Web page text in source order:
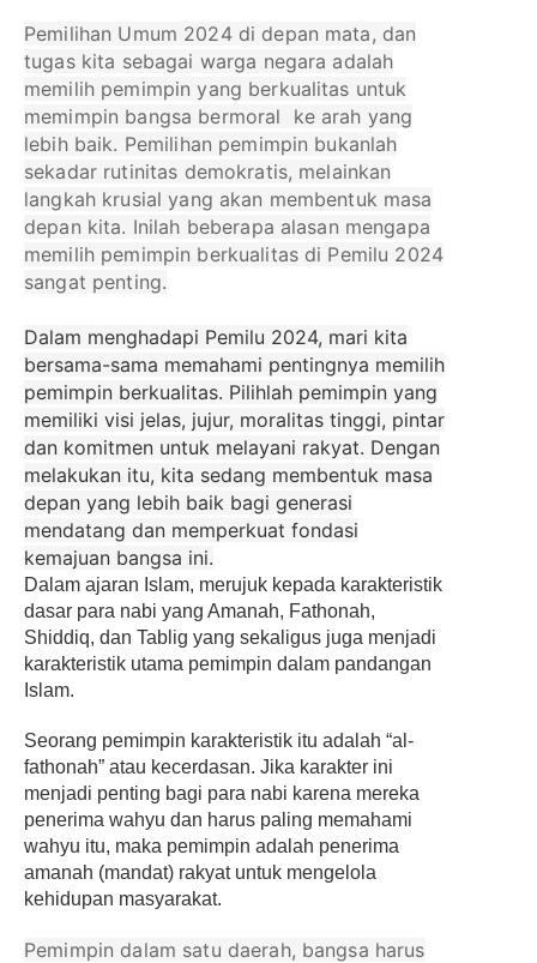
Pemilihan Umum 2024 di depan mata, dan
tugas kita sebagai warga negara adalah
memilih pemimpin yang berkualitas untuk
memimpin bangsa bermoral ke arah yang
lebih baik. Pemilihan pemimpin bukanlah
sekadar rutinitas demokratis, melainkan
langkah krusial yang akan membentuk masa
depan kita. Inilah beberapa alasan mengapa
memilih pemimpin berkualitas di Pemilu 2024
sangat penting.
Dalam menghadapi Pemilu 2024, mari kita
bersama-sama memahami pentingnya memilih
pemimpin berkualitas. Pilihlah pemimpin yang
memiliki visi jelas, jujur, moralitas tinggi, pintar
dan komitmen untuk melayani rakyat. Dengan
melakukan itu, kita sedang membentuk masa
depan yang lebih baik bagi generasi
mendatang dan memperkuat fondasi
kemajuan bangsa ini.
Dalam ajaran Islam, merujuk kepada karakteristik
dasar para nabi yang Amanah, Fathonah,
Shiddiq, dan Tablig yang sekaligus juga menjadi
karakteristik utama pemimpin dalam pandangan
Islam.
Seorang pemimpin karakteristik itu adalah “al-
fathonah” atau kecerdasan. Jika karakter ini
menjadi penting bagi para nabi karena mereka
penerima wahyu dan harus paling memahami
wahyu itu, maka pemimpin adalah penerima
amanah (mandat) rakyat untuk mengelola
kehidupan masyarakat.
Pemimpin dalam satu daerah, bangsa harus